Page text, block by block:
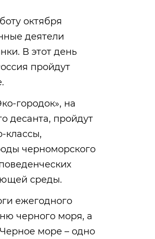
октября
деятели
В этот день
пройдут
городок», на
десанта, пройдут
классы,
черноморского
среды.
ежегодного
черного моря, а
море – одно